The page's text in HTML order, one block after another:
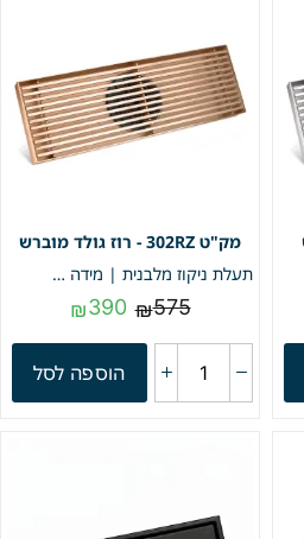
302RZ - רוז גולד מוברש
תעלת ניקוז מלבנית | מידה 10/30 | רוז גולד מוברש | מק"ט 302RZ
₪575
₪390
הוספה לסל